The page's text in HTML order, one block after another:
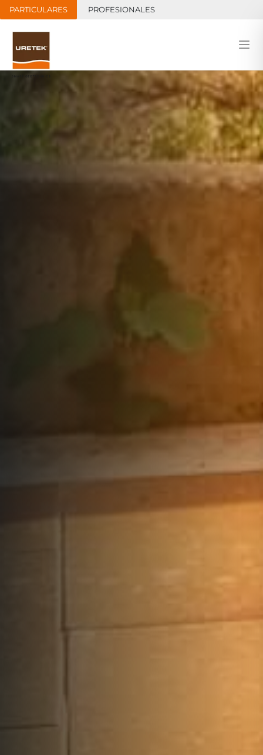
PARTICULARES PROFESIONALES